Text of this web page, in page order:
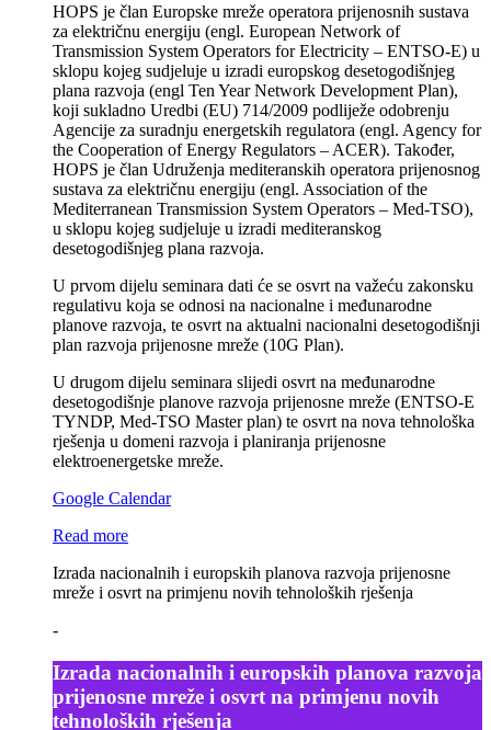
HOPS je član Europske mreže operatora prijenosnih sustava
za električnu energiju (engl. European Network of
Transmission System Operators for Electricity – ENTSO-E) u
sklopu kojeg sudjeluje u izradi europskog desetogodišnjeg
plana razvoja (engl Ten Year Network Development Plan),
koji sukladno Uredbi (EU) 714/2009 podliježe odobrenju
Agencije za suradnju energetskih regulatora (engl. Agency for
the Cooperation of Energy Regulators – ACER). Također,
HOPS je član Udruženja mediteranskih operatora prijenosnog
sustava za električnu energiju (engl. Association of the
Mediterranean Transmission System Operators – Med-TSO),
u sklopu kojeg sudjeluje u izradi mediteranskog
desetogodišnjeg plana razvoja.
U prvom dijelu seminara dati će se osvrt na važeću zakonsku
regulativu koja se odnosi na nacionalne i međunarodne
planove razvoja, te osvrt na aktualni nacionalni desetogodišnji
plan razvoja prijenosne mreže (10G Plan).
U drugom dijelu seminara slijedi osvrt na međunarodne
desetogodišnje planove razvoja prijenosne mreže (ENTSO-E
TYNDP, Med-TSO Master plan) te osvrt na nova tehnološka
rješenja u domeni razvoja i planiranja prijenosne
elektroenergetske mreže.
Google Calendar
Read more
Izrada nacionalnih i europskih planova razvoja prijenosne
mreže i osvrt na primjenu novih tehnoloških rješenja
-
Izrada nacionalnih i europskih planova razvoja
prijenosne mreže i osvrt na primjenu novih
tehnoloških rješenja